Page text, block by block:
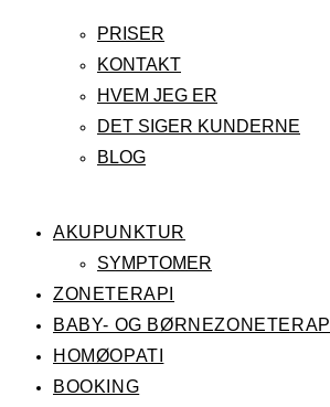
PRISER
KONTAKT
HVEM JEG ER
DET SIGER KUNDERNE
BLOG
AKUPUNKTUR
SYMPTOMER
ZONETERAPI
BABY- OG BØRNEZONETERAPI
HOMØOPATI
BOOKING